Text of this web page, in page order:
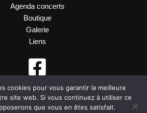
Agenda concerts
Boutique
Galerie
Liens
cookies pour vous garantir la meilleure
site web. Si vous continuez à utiliser ce
que vous en êtes satisfait.